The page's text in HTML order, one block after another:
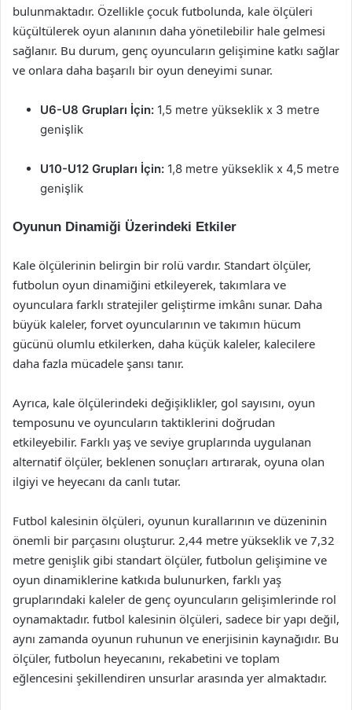
bulunmaktadır. Özellikle çocuk futbolunda, kale ölçüleri
küçültülerek oyun alanının daha yönetilebilir hale gelmesi
sağlanır. Bu durum, genç oyuncuların gelişimine katkı sağlar
ve onlara daha başarılı bir oyun deneyimi sunar.
U6-U8 Grupları İçin: 1,5 metre yükseklik x 3 metre
genişlik
U10-U12 Grupları İçin: 1,8 metre yükseklik x 4,5 metre
genişlik
Oyunun Dinamiği Üzerindeki Etkiler
Kale ölçülerinin belirgin bir rolü vardır. Standart ölçüler,
futbolun oyun dinamiğini etkileyerek, takımlara ve
oyunculara farklı stratejiler geliştirme imkânı sunar. Daha
büyük kaleler, forvet oyuncularının ve takımın hücum
gücünü olumlu etkilerken, daha küçük kaleler, kalecilere
daha fazla mücadele şansı tanır.
Ayrıca, kale ölçülerindeki değişiklikler, gol sayısını, oyun
temposunu ve oyuncuların taktiklerini doğrudan
etkileyebilir. Farklı yaş ve seviye gruplarında uygulanan
alternatif ölçüler, beklenen sonuçları artırarak, oyuna olan
ilgiyi ve heyecanı da canlı tutar.
Futbol kalesinin ölçüleri, oyunun kurallarının ve düzeninin
önemli bir parçasını oluşturur. 2,44 metre yükseklik ve 7,32
metre genişlik gibi standart ölçüler, futbolun gelişimine ve
oyun dinamiklerine katkıda bulunurken, farklı yaş
gruplarındaki kaleler de genç oyuncuların gelişimlerinde rol
oynamaktadır. futbol kalesinin ölçüleri, sadece bir yapı değil,
aynı zamanda oyunun ruhunun ve enerjisinin kaynağıdır. Bu
ölçüler, futbolun heyecanını, rekabetini ve toplam
eğlencesini şekillendiren unsurlar arasında yer almaktadır.